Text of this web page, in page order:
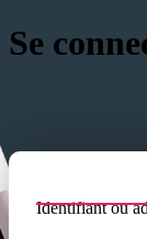
Se
Identifiant ou